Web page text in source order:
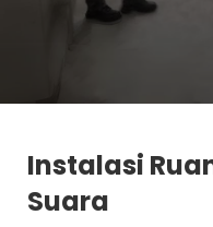
Instalasi
Suara